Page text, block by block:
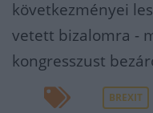
következményei
vetett bizalomra -
kongresszust
BREXIT